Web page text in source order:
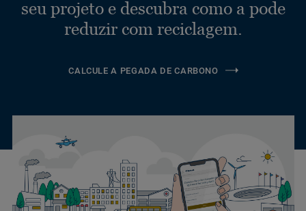
seu projeto e descubra como a pode
reduzir com reciclagem.
CALCULE A PEGADA DE CARBONO